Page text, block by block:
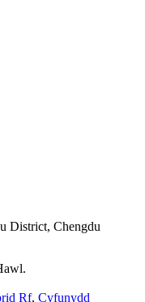
District, Chengdu
Rf, Cyfunydd